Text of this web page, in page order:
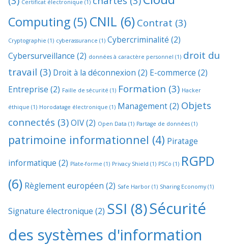
Certificat électronique (1)
Computing (5) CNIL (6) Contrat (3)
Cryptographie (1) cyberassurance (1) Cybercriminalité (2)
Cybersurveillance (2) données à caractère personnel (1) droit du
travail (3) Droit à la déconnexion (2) E-commerce (2)
Entreprise (2) Faille de sécurité (1) Formation (3) Hacker
éthique (1) Horodatage électronique (1) Management(2) Objets
connectés (3)OIV(2) Open Data (1) Partage de données (1)
patrimoine informationnel (4) Piratage
informatique (2) Plate-forme (1) Privacy Shield (1) PSCo (1) RGPD
(6) Règlement européen (2) Safe Harbor (1) Sharing Economy(1)
Signature électronique (2) SSI (8)Sécurité
des systèmes d'information